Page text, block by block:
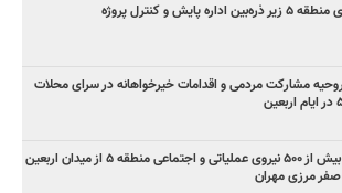
اداره پایش و کنترل پروژه
مشارکت مردمی و اقدامات خیرخواهانه در سرای محلات
استقرار بیش از ۵۰۰ نیروی عملیاتی و اجتماعی منطقه ۵ از میدان اربعین
صفر مرزی مهران